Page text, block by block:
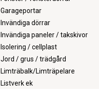
Garageportar
Invändiga dörrar
Invändiga paneler / takskivor
Isolering / cellplast
Jord / grus / trädgård
Limträbalk/Limträpelare
Listverk ek